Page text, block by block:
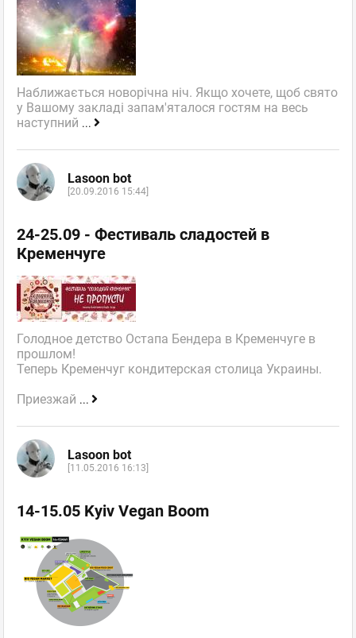
Наближається новорічна ніч. Якщо хочете, щоб свято
у Вашому закладі запам'яталося гостям на весь
наступний ...
Lasoon bot
[20.09.2016 15:44]
24-25.09 - Фестиваль сладостей в
Кременчуге
Голодное детство Остапа Бендера в Кременчуге в
прошлом!
Теперь Кременчуг кондитерская столица Украины.
Приезжай ...
Lasoon bot
[11.05.2016 16:13]
14-15.05 Kyiv Vegan Boom